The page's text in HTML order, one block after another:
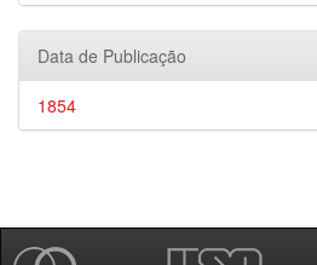
Data de Publicação
1854